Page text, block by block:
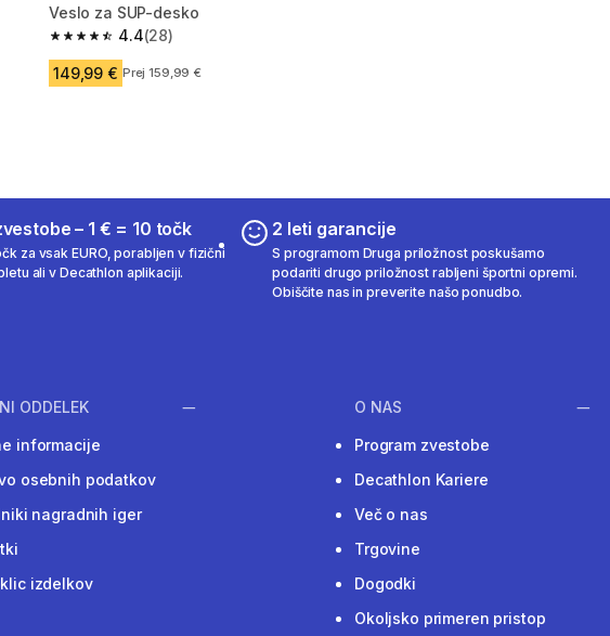
Veslo za SUP-desko
4.4
4.4 od 5 zvezdic from 28 ocene
(28)
149,99 € Prej 159,99 €
– 1 € = 10 točk
za vsak EURO, porabljen v fizični
ali v Decathlon aplikaciji.
2 leti garancije
S programom Druga priložnost poskušamo
podariti drugo priložnost rabljeni športni opremi.
Obiščite nas in preverite našo ponudbo.
ODDELEK
informacije
osebnih podatkov
nagradnih iger
izdelkov
O NAS
Program zvestobe
Decathlon Kariere
Več o nas
Trgovine
Dogodki
Okoljsko primeren pristop